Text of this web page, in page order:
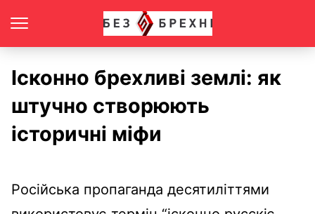
Ісконно брехливі землі: як
штучно створюють
історичні міфи
Російська пропаганда десятиліттями